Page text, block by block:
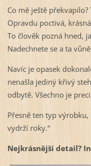
Co mě ještě překvapilo?
Opravdu poctivá,
To člověk pozná hned,
Nadechnete se a ta
Navíc je opasek
nenašla jediný křivý
odbytě. Všechno je
Přesně ten typ
vydrží roky.“
Nejkrásnější detail?